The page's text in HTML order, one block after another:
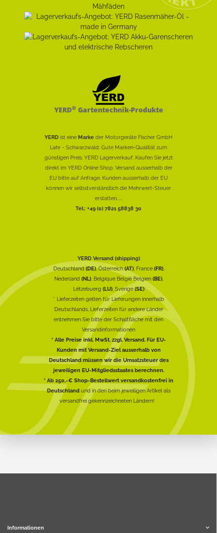
YERD®Gartentechnik-Produkte
YERD ist eine Marke der Motorgeräte Fischer GmbH
Lahr - Schwarzwald: Gute Marken-Qualität zum
günstigen Preis. YERD Lagerverkauf: Kaufen Sie jetzt
direkt im YERD Online Shop. Versand ausserhalb der
EU bitte auf Anfrage. Kunden ausserhalb der EU
können wir selbstverständlich die Mehrwert-Steuer
erstatten......
Tel.: +49 (0) 7821 58838 30
YERD Versand (shipping)
Deutschland(DE), Österreich(AT), France (FR),
Nederland (NL), Belgique België Belgien (BE),
Lëtzebuerg (LU), Sverige(SE)
* Lieferzeiten gelten für Lieferungen innerhalb
Deutschlands, Lieferzeiten für andere Länder
entnehmen Sie bitte der Schaltfläche mit den
Versandinformationen
* Alle Preise inkl. MwSt. zzgl. Versand. Für EU-
Kunden mit Versand-Ziel ausserhalb von
Deutschland müssen wir die Umsatzsteuer des
jeweiligen EU-Mitgliedsstaates berechnen.
* Ab 250,-€ Shop-Bestellwert versandkostenfrei in
Deutschlandund in den beim jeweiligen Artikel als
versandfrei gekennzeichneten Ländern!
Informationen